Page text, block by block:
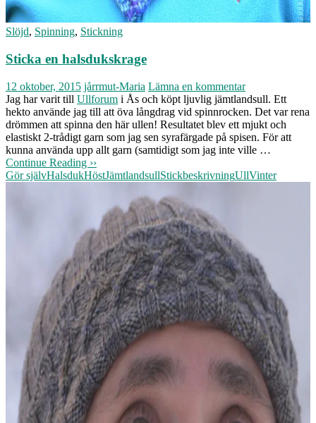
Slöjd, Spinning, Stickning
Sticka en halsdukskrage
12 oktober, 2015 jårrmut-Maria Lämna en kommentar
Jag har varit till Ullforum i Ås och köpt ljuvlig jämtlandsull. Ett
hekto använde jag till att öva långdrag vid spinnrocken. Det var rena
drömmen att spinna den här ullen! Resultatet blev ett mjukt och
elastiskt 2-trådigt garn som jag sen syrafärgade på spisen. För att
kunna använda upp allt garn (samtidigt som jag inte ville …
Continue Reading ››
Gör självHalsdukHöstJämtlandsullStickbeskrivningUllVinter